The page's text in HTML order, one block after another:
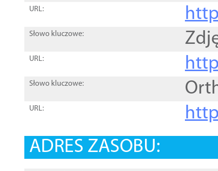
URL:
Słowo kluczowe:
URL:
Słowo kluczowe:
URL:
ADRES ZASOBU: